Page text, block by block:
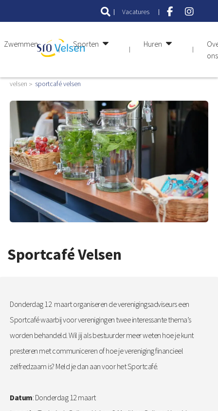
Vacatures
Zwemmen Sporten Huren
ons
velsen sportcafé velsen
Sportcafé Velsen
Donderdag 12 maart organiseren de verenigingsadviseurs een
Sportcafé waarbij voor verenigingen twee interessante thema’s
worden behandeld. Wil jij als bestuurder meer weten hoe je kunt
presteren met communiceren of hoe je vereniging financieel
zelfredzaam is? Meld je dan aan voor het Sportcafé.
Datum: Donderdag 12 maart